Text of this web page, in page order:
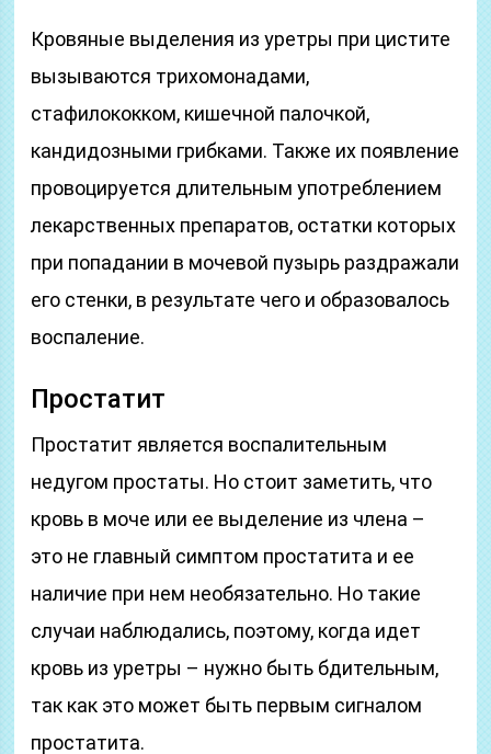
Кровяные выделения из уретры при цистите
вызываются трихомонадами,
стафилококком, кишечной палочкой,
кандидозными грибками. Также их появление
провоцируется длительным употреблением
лекарственных препаратов, остатки которых
при попадании в мочевой пузырь раздражали
его стенки, в результате чего и образовалось
воспаление.
Простатит
Простатит является воспалительным
недугом простаты. Но стоит заметить, что
кровь в моче или ее выделение из члена –
это не главный симптом простатита и ее
наличие при нем необязательно. Но такие
случаи наблюдались, поэтому, когда идет
кровь из уретры – нужно быть бдительным,
так как это может быть первым сигналом
простатита.